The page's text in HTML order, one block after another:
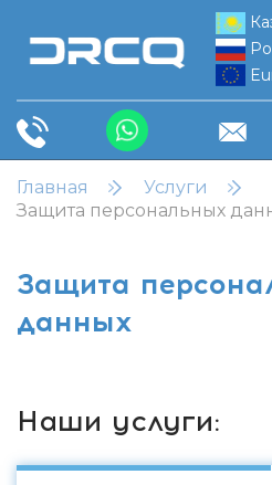
Главная
Услуги
Защита персональных
Защита
данных
Наши услуги: